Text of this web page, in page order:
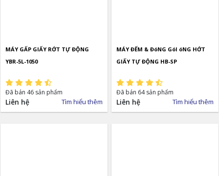
MÁY GẤP GIẤY RỚT TỰ ĐỘNG
YBR-5L-1050
Đã bán 46 sản phẩm
Liên hệ Tìm hiểu thêm
MÁY ĐẾM & ĐóNG GóI óNG HỚT
GIẤY TỰ ĐỘNG HB-SP
Đã bán 64 sản phẩm
Liên hệ Tìm hiểu thêm